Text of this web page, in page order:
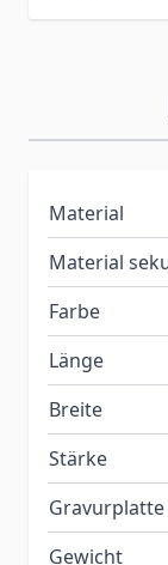
Material
Material
Farbe
Länge
Breite
Stärke
Gravurplatte
Gewicht